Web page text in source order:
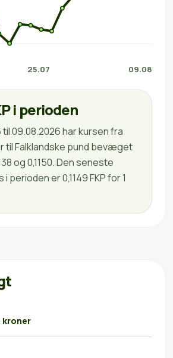
25.07 09.08
i perioden
til 09.08.2026 har kursen fra
til Falklandske pund bevæget
og 0,1150. Den seneste
perioden er 0,1149 FKP for 1
kroner